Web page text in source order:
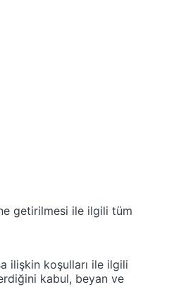
getirilmesi ile ilgili tüm
ilişkin koşulları ile ilgili
kabul, beyan ve